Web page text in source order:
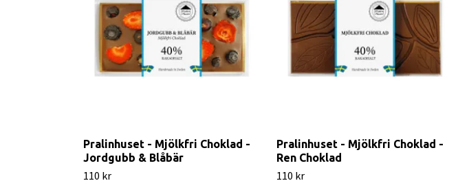
Pralinhuset - Mjölkfri Choklad -
Jordgubb & Blåbär
110 kr
Pralinhuset - Mjölkfri Choklad -
Ren Choklad
110 kr